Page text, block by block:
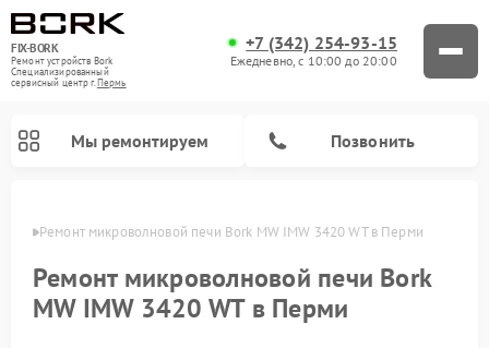
FIX-BORK
Ремонт устройств Bork
Специализированный
cервисный центр г.Пермь
+7 (342) 254-93-15
Ежедневно, с 10:00 до 20:00
Мы ремонтируем Позвонить
Ремонт микроволновой печи Bork MW IMW 3420 WT в Перми
Ремонт микроволновой печи Bork
MW IMW 3420 WT в Перми